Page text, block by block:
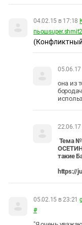
04.02.15 в 17:18
05.06.17
она из
Тема
такие
https://
05.02.15 в 23:21
#